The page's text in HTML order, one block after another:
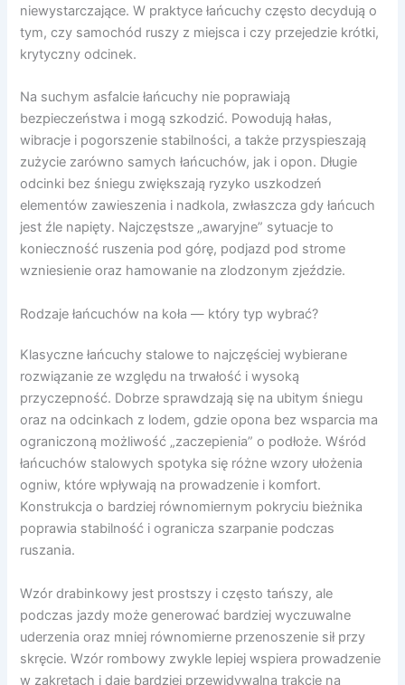
niewystarczające. W praktyce łańcuchy często decydują o
tym, czy samochód ruszy z miejsca i czy przejedzie krótki,
krytyczny odcinek.
Na suchym asfalcie łańcuchy nie poprawiają
bezpieczeństwa i mogą szkodzić. Powodują hałas,
wibracje i pogorszenie stabilności, a także przyspieszają
zużycie zarówno samych łańcuchów, jak i opon. Długie
odcinki bez śniegu zwiększają ryzyko uszkodzeń
elementów zawieszenia i nadkola, zwłaszcza gdy łańcuch
jest źle napięty. Najczęstsze „awaryjne” sytuacje to
konieczność ruszenia pod górę, podjazd pod strome
wzniesienie oraz hamowanie na zlodzonym zjeździe.
Rodzaje łańcuchów na koła — który typ wybrać?
Klasyczne łańcuchy stalowe to najczęściej wybierane
rozwiązanie ze względu na trwałość i wysoką
przyczepność. Dobrze sprawdzają się na ubitym śniegu
oraz na odcinkach z lodem, gdzie opona bez wsparcia ma
ograniczoną możliwość „zaczepienia” o podłoże. Wśród
łańcuchów stalowych spotyka się różne wzory ułożenia
ogniw, które wpływają na prowadzenie i komfort.
Konstrukcja o bardziej równomiernym pokryciu bieżnika
poprawia stabilność i ogranicza szarpanie podczas
ruszania.
Wzór drabinkowy jest prostszy i często tańszy, ale
podczas jazdy może generować bardziej wyczuwalne
uderzenia oraz mniej równomierne przenoszenie sił przy
skręcie. Wzór rombowy zwykle lepiej wspiera prowadzenie
w zakrętach i daje bardziej przewidywalną trakcję na